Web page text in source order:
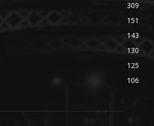
309
151
143
130
125
106